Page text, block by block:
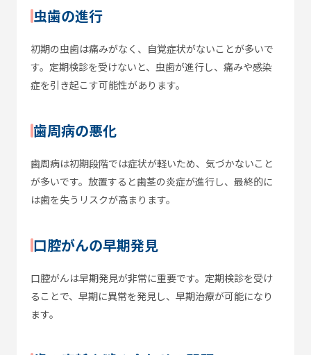
虫歯の進行
初期の虫歯は痛みがなく、自覚症状がないことが多いで
す。定期検診を受けないと、虫歯が進行し、痛みや感染
症を引き起こす可能性があります。
歯周病の悪化
歯周病は初期段階では症状が軽いため、気づかないこと
が多いです。放置すると歯茎の炎症が進行し、最終的に
は歯を失うリスクが高まります。
口腔がんの早期発見
口腔がんは早期発見が非常に重要です。定期検診を受け
ることで、早期に異常を発見し、早期治療が可能になり
ます。